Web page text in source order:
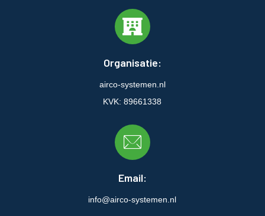
Organisatie:
airco-systemen.nl
KVK: 89661338
Email:
info@airco-systemen.nl